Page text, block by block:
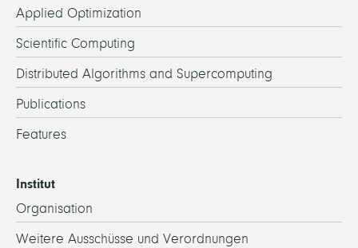
Applied Optimization
Scientific Computing
Distributed Algorithms and Supercomputing
Publications
Features
Institut
Organisation
Weitere Ausschüsse und Verordnungen